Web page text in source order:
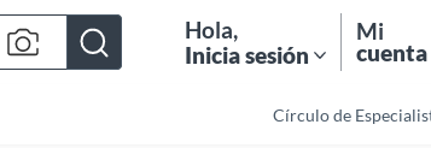
Hola,
Inicia sesión
Mi
cuenta
Círculo de